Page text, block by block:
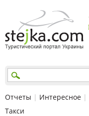
Отчеты | Интересное |
Такси